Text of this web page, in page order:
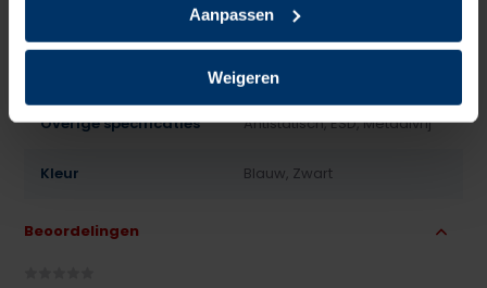
Aanpassen
Weigeren
Rubber/EVA
Ja
Overige specificaties Antistatisch, ESD, Metaalvrij
Kleur Blauw, Zwart
Beoordelingen